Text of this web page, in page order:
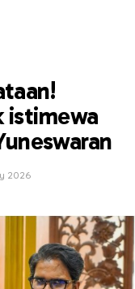
istimewa
2026